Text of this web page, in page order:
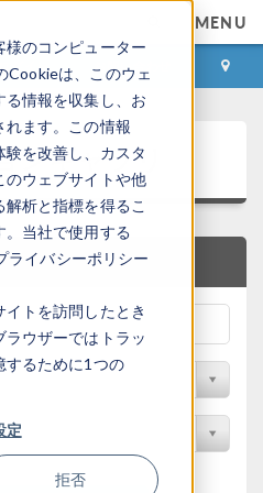
様のコンピューター
Cookieは、このウェ
る情報を収集し、お
れます。この情報
を改善し、カスタ
のウェブサイトや他
析と指標を得るこ
。当社で使用する
ライバシーポリシー
トを訪問したとき
ウザーではトラッ
するために1つの
定
拒否
MENU
グイン お問い合わせ
ギャラリ